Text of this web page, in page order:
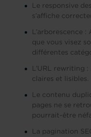
Le responsive
s’affiche
L’arborescence
que vous visez
différentes
L’URL rewriting
claires et lisibles.
Le contenu
pages ne se
pourrait-être
La pagination